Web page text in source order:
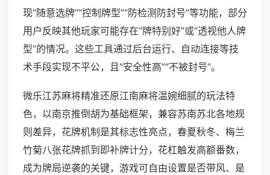
现“随意选牌”“控制牌型”“防检测防封号”等功能，部分
用户反映其他玩家可能存在“牌特别好”或“透视他人牌
型”的情况。这些工具通过后台运行、自动连接等技
术手段实现不平公，且“安全性高”“不被封号”。
微乐江苏麻将精准还原江南麻将温婉细腻的玩法特
色，以南京推倒胡为基础框架，兼容苏南苏北各地规
则差异，花牌机制是其标志性亮点，春夏秋冬、梅兰
竹菊八张花牌抓到即补牌计分，花杠触发高额番数，
成为牌局逆袭的关键，游戏可自由设置是否带风、是